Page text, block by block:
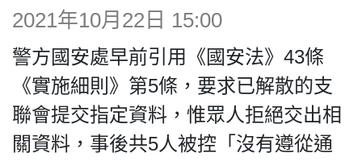
投票
視頻
昔日
2021年10月22日 15:00
警方國安處早前引用《國安法》43條
《實施細則》第5條，要求已解散的支
聯會提交指定資料，惟眾人拒絕交出相
關資料，事後共5人被控「沒有遵從通